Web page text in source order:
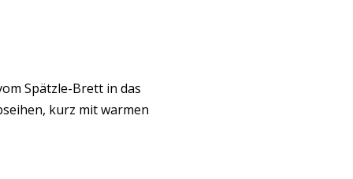
Spätzle-Brett in das
kurz mit warmen